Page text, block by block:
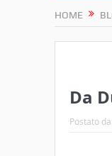
HOME
Da
Postato da: